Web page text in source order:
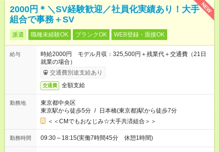
NEW
2000円＊＼SV経験歓迎／社員化実績あり！大手
組合で事務＋SV
派遣 職種未経験OK ブランクOK WEB登録・面接OK
給与
時給2000円 モデル月収：325,500円＋残業代＋交通費（21日
就業の場合）
交通費別途支給あり
交通費 全額支給
勤務地
東京都中央区
東京駅から徒歩5分 / 日本橋(東京都)駅から徒歩7分
＜＜CMでもおなじみ☆大手共済組合＞＞
勤務時間 09:30～18:15(実働7時間45分 休憩1時間)